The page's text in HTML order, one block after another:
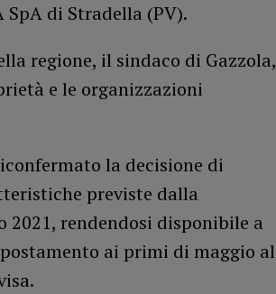
SpA di Stradella (PV).
regione, il sindaco di Gazzola,
e le organizzazioni
la decisione di
previste dalla
rendendosi disponibile a
ai primi di maggio al